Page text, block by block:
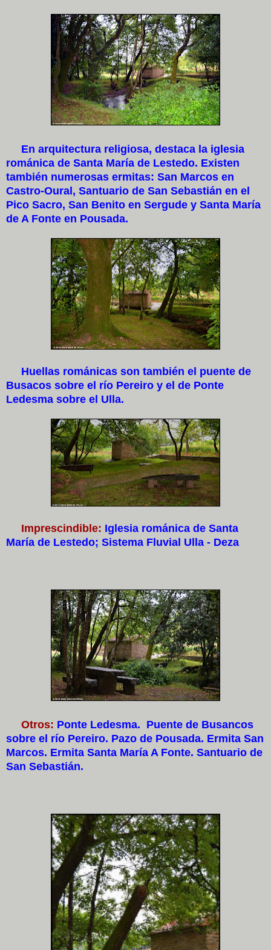
En arquitectura religiosa, destaca la iglesia
románica de Santa María de Lestedo. Existen
también numerosas ermitas: San Marcos en
Castro-Oural, Santuario de San Sebastián en el
Pico Sacro, San Benito en Sergude y Santa María
de A Fonte en Pousada.
Huellas románicas son también el puente de
Busacos sobre el río Pereiro y el de Ponte
Ledesma sobre el Ulla.
Imprescindible: Iglesia románica de Santa
María de Lestedo; Sistema Fluvial Ulla - Deza
Otros: Ponte Ledesma. Puente de Busancos
sobre el río Pereiro. Pazo de Pousada. Ermita San
Marcos. Ermita Santa María A Fonte. Santuario de
San Sebastián.